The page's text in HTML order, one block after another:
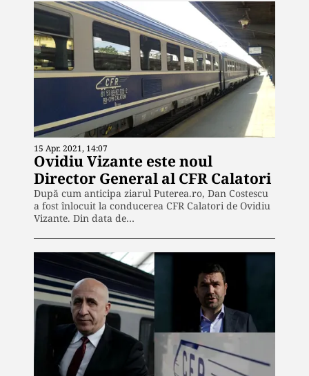
15 Apr. 2021, 14:07
Ovidiu Vizante este noul
Director General al CFR Calatori
După cum anticipa ziarul Puterea.ro, Dan Costescu
a fost înlocuit la conducerea CFR Calatori de Ovidiu
Vizante. Din data de…